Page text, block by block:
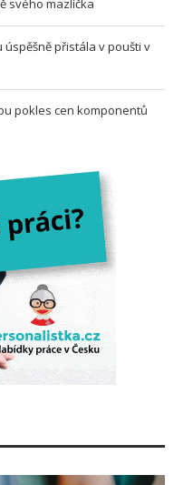
svého mazlíčka
přistála v poušti v
pokles cen komponentů